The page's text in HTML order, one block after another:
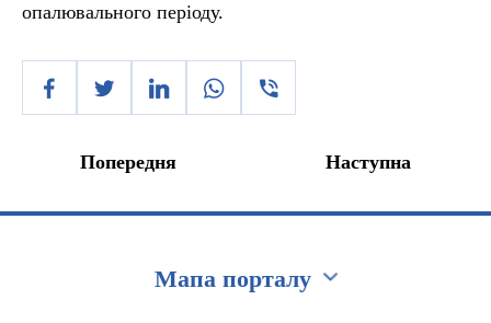
опалювального періоду.
Попередня Наступна
Мапа порталу